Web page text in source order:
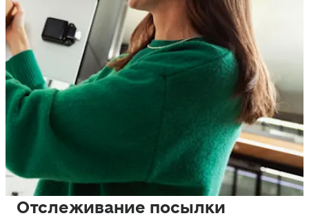
Отслеживание посылки